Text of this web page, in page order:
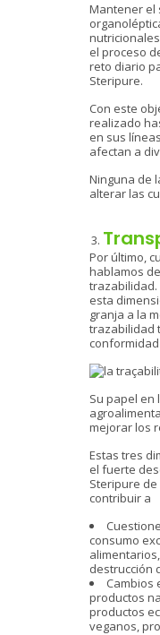
Mantener el
el proceso
reto diario
Steripure.
Con este
realizado
en sus
afectan a
Ninguna de
alterar las
Por último,
hablamos
esta
granja a la
trazabilidad
Su papel en
mejorar los
Estas tres
el fuerte
Steripure
contribuir a
consumo
destrucción
Cambios
productos
productos
veganos,